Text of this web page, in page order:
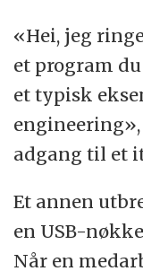
«Hei, jeg
et program
et typisk
adgang til et
Et annen
en USB-
Når en